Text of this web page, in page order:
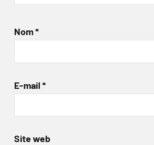
Nom*
E-mail *
Site web